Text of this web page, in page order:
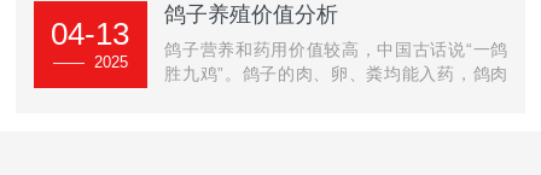
04-13
—— 2025
鸽子养殖价值分析
鸽子营养和药用价值较高，中国古话说“一鸽
胜九鸡”。鸽子的肉、卵、粪均能入药，鸽肉